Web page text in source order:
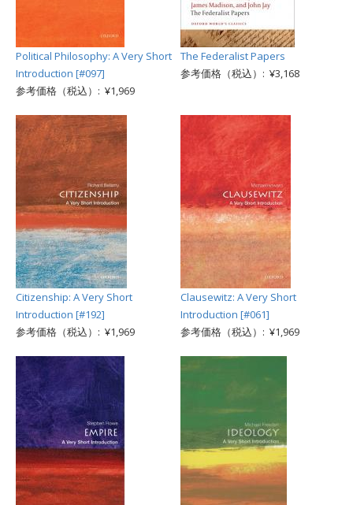
Political Philosophy: A Very Short
Introduction [#097]
参考価格（税込）: ¥1,969
The Federalist Papers
参考価格（税込）: ¥3,168
Citizenship: A Very Short
Introduction [#192]
参考価格（税込）: ¥1,969
Clausewitz: A Very Short
Introduction [#061]
参考価格（税込）: ¥1,969